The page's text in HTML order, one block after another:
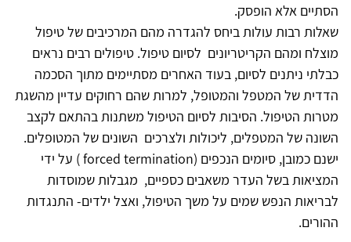
הסתיים אלא הופסק.
שאלות רבות עולות ביחס להגדרה מהם המרכיבים של טיפול
מוצלח ומהם הקריטריונים לסיום טיפול. טיפולים רבים נראים
כבלתי ניתנים לסיום, בעוד האחרים מסתיימים מתוך הסכמה
הדדית של המטפל והמטופל, למרות שהם רחוקים עדיין מהשגת
מטרות הטיפול. הסיבות לסיום הטיפול משתנות בהתאם לקצב
השונה של המטפלים, ליכולות ולצרכים השונים של המטופלים.
ישנם כמובן, סיומים הנכפים (forced termination ) על ידי
המציאות בשל העדר משאבים כספיים, מגבלות שמוסדות
לבריאות הנפש שמים על משך הטיפול, ואצל ילדים- התנגדות
ההורים.